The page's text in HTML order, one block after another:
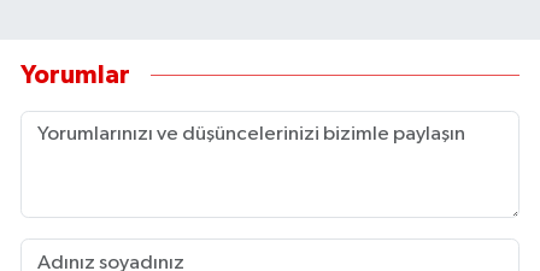
Yorumlar